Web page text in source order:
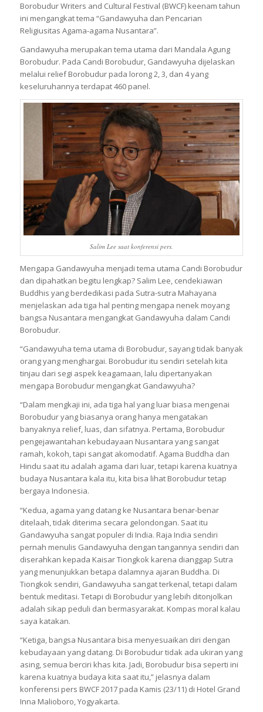
Borobudur Writers and Cultural Festival (BWCF) keenam tahun
ini mengangkat tema “Gandawyuha dan Pencarian
Religiusitas Agama-agama Nusantara”.
Gandawyuha merupakan tema utama dari Mandala Agung
Borobudur. Pada Candi Borobudur, Gandawyuha dijelaskan
melalui relief Borobudur pada lorong 2, 3, dan 4 yang
keseluruhannya terdapat 460 panel.
Salim Lee saat konferensi pers.
Mengapa Gandawyuha menjadi tema utama Candi Borobudur
dan dipahatkan begitu lengkap? Salim Lee, cendekiawan
Buddhis yang berdedikasi pada Sutra-sutra Mahayana
menjelaskan ada tiga hal penting mengapa nenek moyang
bangsa Nusantara mengangkat Gandawyuha dalam Candi
Borobudur.
“Gandawyuha tema utama di Borobudur, sayang tidak banyak
orang yang menghargai. Borobudur itu sendiri setelah kita
tinjau dari segi aspek keagamaan, lalu dipertanyakan
mengapa Borobudur mengangkat Gandawyuha?
“Dalam mengkaji ini, ada tiga hal yang luar biasa mengenai
Borobudur yang biasanya orang hanya mengatakan
banyaknya relief, luas, dan sifatnya. Pertama, Borobudur
pengejawantahan kebudayaan Nusantara yang sangat
ramah, kokoh, tapi sangat akomodatif. Agama Buddha dan
Hindu saat itu adalah agama dari luar, tetapi karena kuatnya
budaya Nusantara kala itu, kita bisa lihat Borobudur tetap
bergaya Indonesia.
“Kedua, agama yang datang ke Nusantara benar-benar
ditelaah, tidak diterima secara gelondongan. Saat itu
Gandawyuha sangat populer di India. Raja India sendiri
pernah menulis Gandawyuha dengan tangannya sendiri dan
diserahkan kepada Kaisar Tiongkok karena dianggap Sutra
yang menunjukkan betapa dalamnya ajaran Buddha. Di
Tiongkok sendiri, Gandawyuha sangat terkenal, tetapi dalam
bentuk meditasi. Tetapi di Borobudur yang lebih ditonjolkan
adalah sikap peduli dan bermasyarakat. Kompas moral kalau
saya katakan.
“Ketiga, bangsa Nusantara bisa menyesuaikan diri dengan
kebudayaan yang datang. Di Borobudur tidak ada ukiran yang
asing, semua berciri khas kita. Jadi, Borobudur bisa seperti ini
karena kuatnya budaya kita saat itu,” jelasnya dalam
konferensi pers BWCF 2017 pada Kamis (23/11) di Hotel Grand
Inna Malioboro, Yogyakarta.